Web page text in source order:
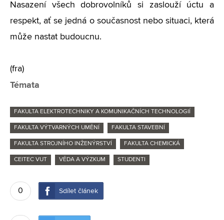
Nasazení všech dobrovolníků si zaslouží úctu a
respekt, ať se jedná o současnost nebo situaci, která
může nastat budoucnu.
(fra)
Témata
FAKULTA ELEKTROTECHNIKY A KOMUNIKAČNÍCH TECHNOLOGIÍ
FAKULTA VÝTVARNÝCH UMĚNÍ FAKULTA STAVEBNÍ
FAKULTA STROJNÍHO INŽENÝRSTVÍ FAKULTA CHEMICKÁ
CEITEC VUT VĚDA A VÝZKUM STUDENTI
0 Sdílet článek